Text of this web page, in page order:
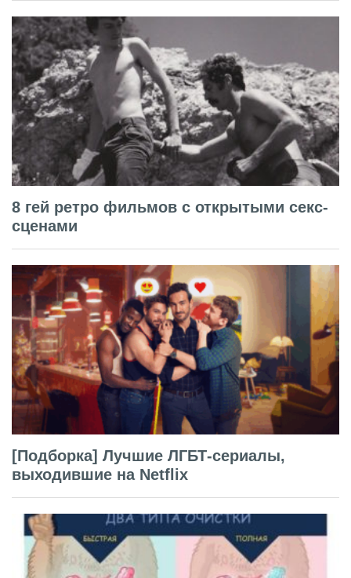
8 гей ретро фильмов с открытыми секс-
сценами
[Подборка] Лучшие ЛГБТ-сериалы,
выходившие на Netflix